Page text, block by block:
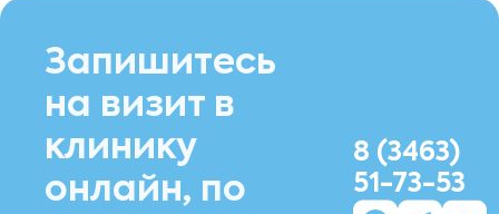
Запишитесь
на визит в
клинику
онлайн, по
8 (3463)
51-73-53